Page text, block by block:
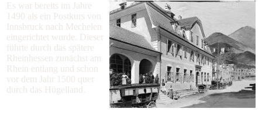
Es war bereits im Jahre
1490 als ein Postkurs von
Innsbruck nach Mechelen
eingerichtet wurde. Dieser
führte durch das spätere
Rheinhessen zunächst am
Rhein entlang und schon
vor dem Jahr 1500 quer
durch das Hügelland.